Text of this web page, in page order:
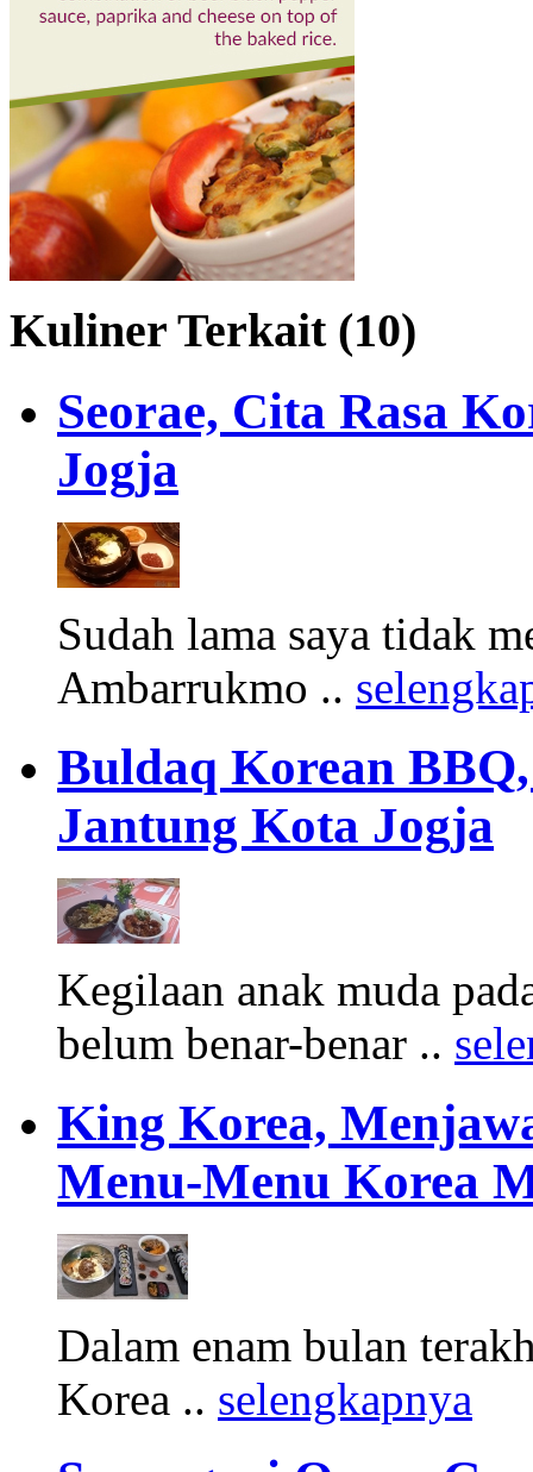
Kuliner Terkait (10)
Seorae, Cita Rasa
Jogja
Sudah lama saya tidak
Ambarrukmo ..
Buldaq Korean
Jantung Kota Jogja
Kegilaan anak muda
belum benar-benar ..
King Korea,
Menu-Menu Korea
Dalam enam bulan
Korea .. selengkapnya